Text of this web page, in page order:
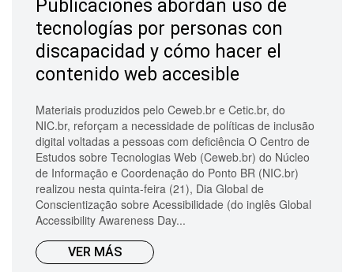
Publicaciones abordan uso de
tecnologías por personas con
discapacidad y cómo hacer el
contenido web accesible
Materiais produzidos pelo Ceweb.br e Cetic.br, do
NIC.br, reforçam a necessidade de políticas de inclusão
digital voltadas a pessoas com deficiência O Centro de
Estudos sobre Tecnologias Web (Ceweb.br) do Núcleo
de Informação e Coordenação do Ponto BR (NIC.br)
realizou nesta quinta-feira (21), Dia Global de
Conscientização sobre Acessibilidade (do inglês Global
Accessibility Awareness Day...
VER MÁS